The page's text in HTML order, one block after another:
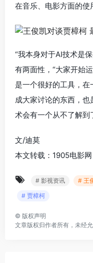
在音乐、电影方面的使
“我本身对于AI技术是
有两面性，“大家开始
是一个很好的工具，
成大家讨论的东西，
术会有一个从不了解到
文/迪莫
本文转载：1905电影
# 影视资讯 # 王
# 贾樟柯
© 版权声明
文章版权归作者所有，未经允